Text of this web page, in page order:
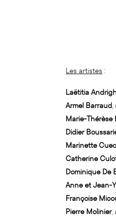
Les artistes :
Laëtitia
Armel Barraud,
Marie-Thérèse
Didier
Marinette
Catherine
Dominique De
Anne et Jean-
Françoise
Pierre Molinier,